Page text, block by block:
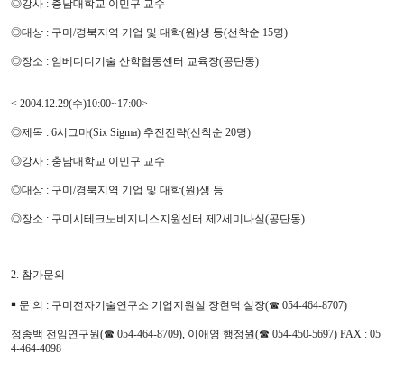
◎강사 : 충남대학교 이민구 교수
◎대상 : 구미/경북지역 기업 및 대학(원)생 등(선착순 15명)
◎장소 : 임베디디기술 산학협동센터 교육장(공단동)
< 2004.12.29(수)10:00~17:00>
◎제목 : 6시그마(Six Sigma) 추진전략(선착순 20명)
◎강사 : 충남대학교 이민구 교수
◎대상 : 구미/경북지역 기업 및 대학(원)생 등
◎장소 : 구미시테크노비지니스지원센터 제2세미나실(공단동)
2. 참가문의
￭ 문 의 : 구미전자기술연구소 기업지원실 장현덕 실장(☎ 054-464-8707)
정종백 전임연구원(☎ 054-464-8709), 이애영 행정원(☎ 054-450-5697) FAX : 05
4-464-4098